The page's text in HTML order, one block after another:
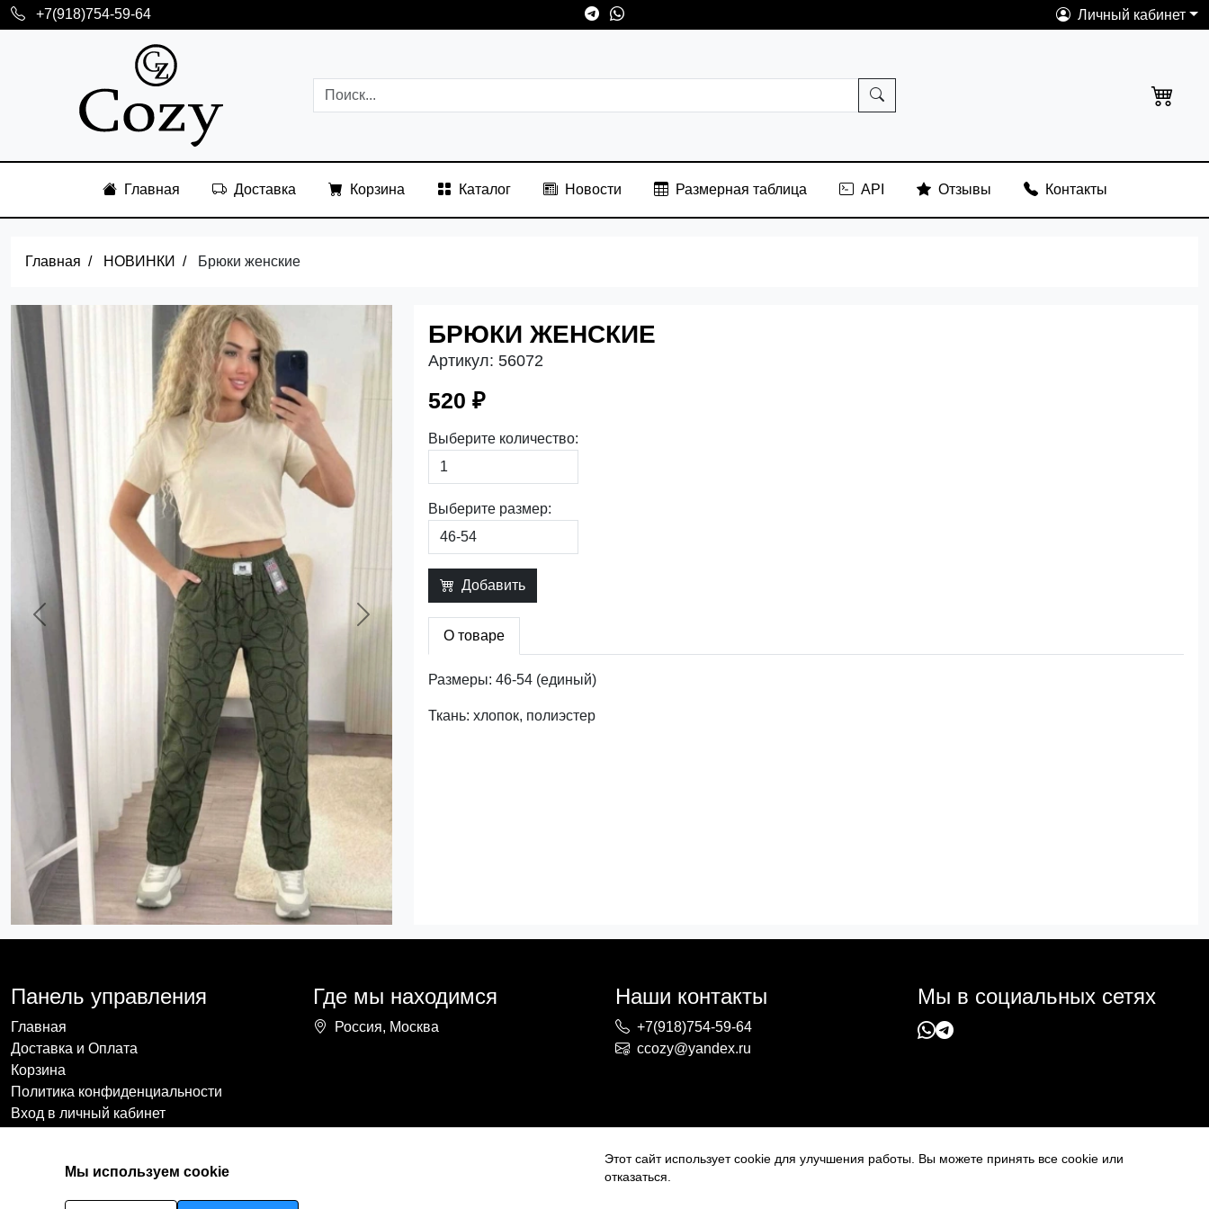
+7(918)754-59-64 Личный кабинет
Главная Доставка Корзина Каталог Новости Размерная таблица API Отзывы Контакты
Главная НОВИНКИ Брюки женские
Previous Next
БРЮКИ ЖЕНСКИЕ
Артикул: 56072
520 ₽
Выберите количество:
Выберите размер:
Добавить
О товаре
Размеры: 46-54 (единый)
Ткань: хлопок, полиэстер
Панель управления
Главная
Доставка и Оплата
Корзина
Политика конфиденциальности
Вход в личный кабинет
Где мы находимся
Россия, Москва
Наши контакты
+7(918)754-59-64
ccozy@yandex.ru
Мы в социальных сетях
Мы используем cookie
Этот сайт использует cookie для улучшения работы. Вы можете принять все cookie или
отказаться.